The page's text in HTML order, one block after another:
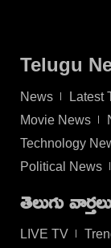
Telugu
News Latest
Movie News
Technology
Political News
తెలుగు వార్తలు
LIVE TV